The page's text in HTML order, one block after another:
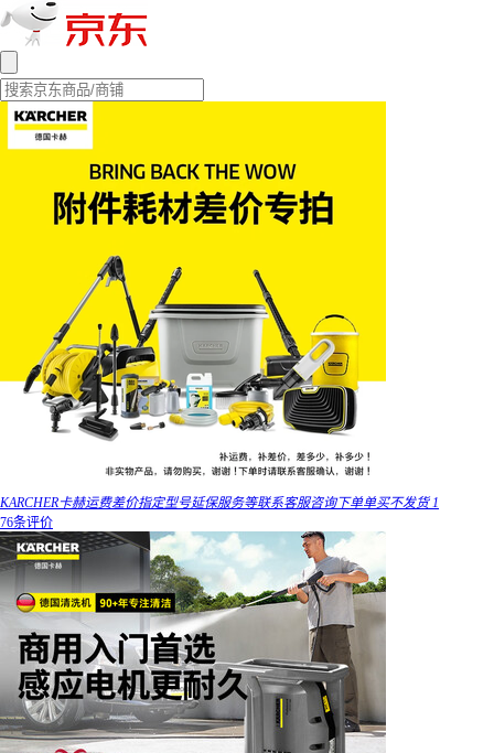
KARCHER卡赫运费差价指定型号延保服务等联系客服咨询下单单买不发货 1
76条评价